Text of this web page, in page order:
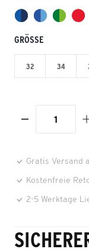
GRÖSSE
32 34
Gratis Versand
Kostenfreie
2-5 Werktage